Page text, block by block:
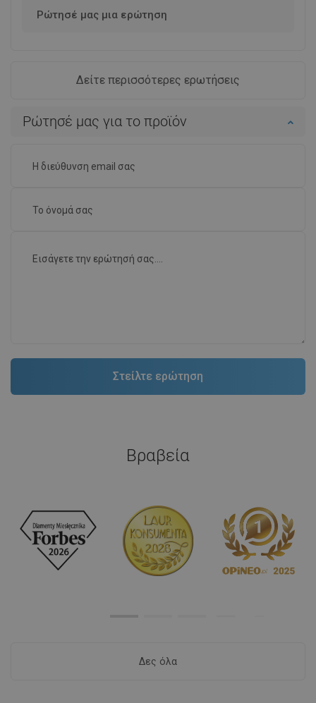
Ρώτησέ μας μια ερώτηση
Δείτε περισσότερες ερωτήσεις
Ρώτησέ μας για το προϊόν
Βραβεία
Δες όλα